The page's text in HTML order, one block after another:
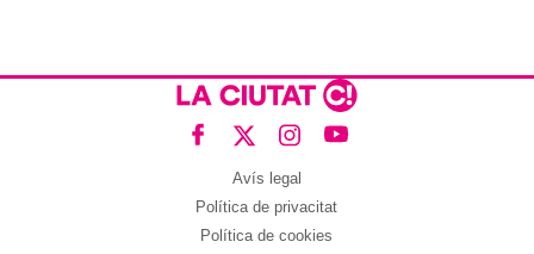
Avís legal
Política de privacitat
Política de cookies